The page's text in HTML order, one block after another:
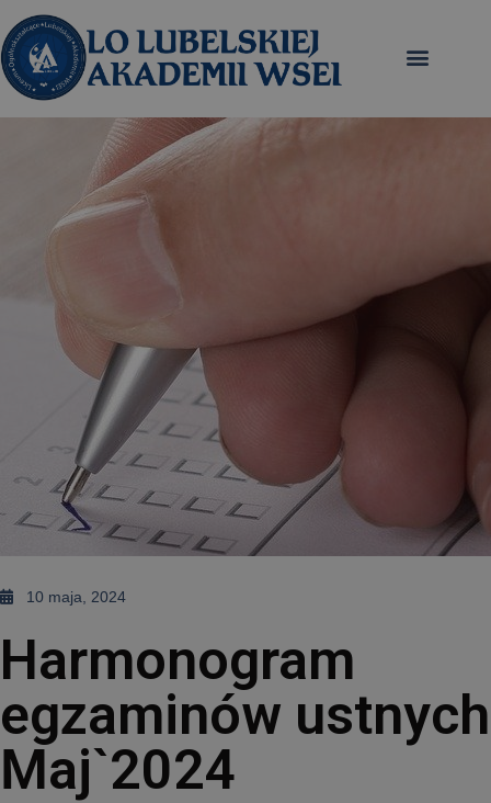
10 maja, 2024
Harmonogram
egzaminów ustnych
Maj`2024